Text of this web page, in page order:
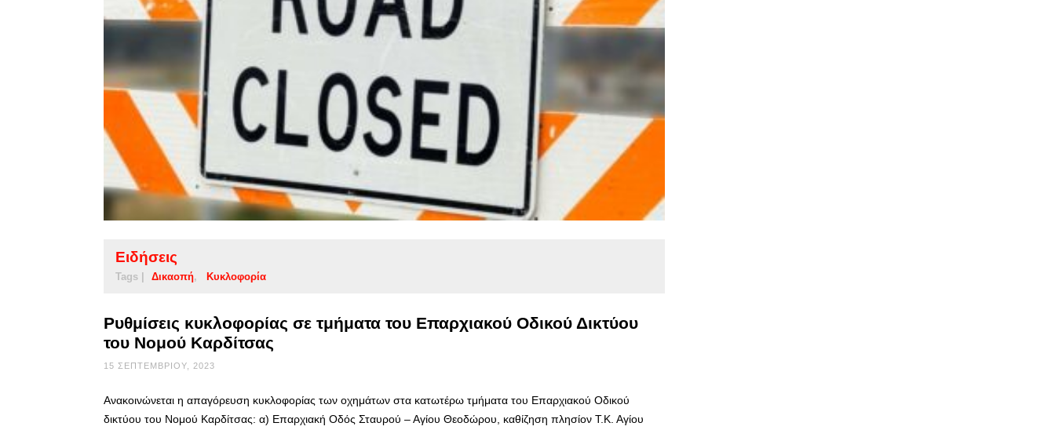
Ειδήσεις
Tags | Δικαοπή Κυκλοφορία
Ρυθμίσεις κυκλοφορίας σε τμήματα του Επαρχιακού Οδικού Δικτύου
του Νομού Καρδίτσας
15 ΣΕΠΤΕΜΒΡΊΟΥ, 2023
Ανακοινώνεται η απαγόρευση κυκλοφορίας των οχημάτων στα κατωτέρω τμήματα του Επαρχιακού Οδικού
δικτύου του Νομού Καρδίτσας: α) Επαρχιακή Οδός Σταυρού – Αγίου Θεοδώρου, καθίζηση πλησίον Τ.Κ. Αγίου